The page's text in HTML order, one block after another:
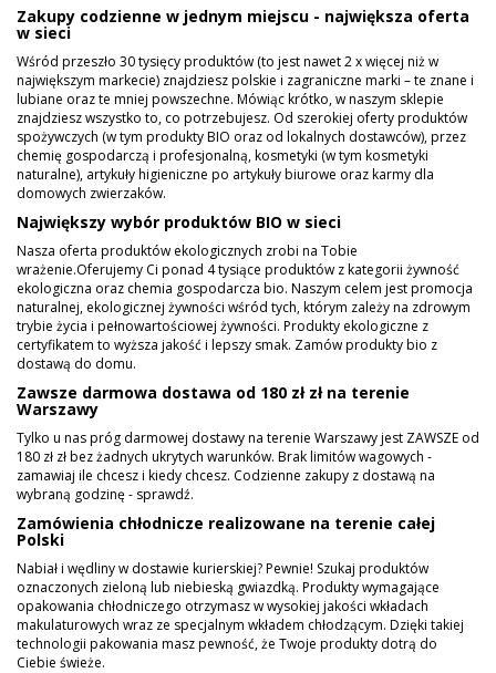
Zakupy codzienne w jednym miejscu - największa oferta
w sieci
Wśród przeszło 30 tysięcy produktów (to jest nawet 2 x więcej niż w
największym markecie) znajdziesz polskie i zagraniczne marki – te znane i
lubiane oraz te mniej powszechne. Mówiąc krótko, w naszym sklepie
znajdziesz wszystko to, co potrzebujesz. Od szerokiej oferty produktów
spożywczych (w tym produkty BIO oraz od lokalnych dostawców), przez
chemię gospodarczą i profesjonalną, kosmetyki (w tym kosmetyki
naturalne), artykuły higieniczne po artykuły biurowe oraz karmy dla
domowych zwierzaków.
Największy wybór produktów BIO w sieci
Nasza oferta produktów ekologicznych zrobi na Tobie
wrażenie.Oferujemy Ci ponad 4 tysiące produktów z kategorii żywność
ekologiczna oraz chemia gospodarcza bio. Naszym celem jest promocja
naturalnej, ekologicznej żywności wśród tych, którym zależy na zdrowym
trybie życia i pełnowartościowej żywności. Produkty ekologiczne z
certyfikatem to wyższa jakość i lepszy smak. Zamów produkty bio z
dostawą do domu.
Zawsze darmowa dostawa od 180 zł zł na terenie
Warszawy
Tylko u nas próg darmowej dostawy na terenie Warszawy jest ZAWSZE od
180 zł zł bez żadnych ukrytych warunków. Brak limitów wagowych -
zamawiaj ile chcesz i kiedy chcesz. Codzienne zakupy z dostawą na
wybraną godzinę - sprawdź.
Zamówienia chłodnicze realizowane na terenie całej
Polski
Nabiał i wędliny w dostawie kurierskiej? Pewnie! Szukaj produktów
oznaczonych zieloną lub niebieską gwiazdką. Produkty wymagające
opakowania chłodniczego otrzymasz w wysokiej jakości wkładach
makulaturowych wraz ze specjalnym wkładem chłodzącym. Dzięki takiej
technologii pakowania masz pewność, że Twoje produkty dotrą do
Ciebie świeże.